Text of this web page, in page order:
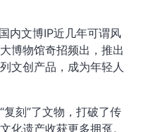
内文博IP近几年可谓风
博物馆奇招频出，推出
文创产品，成为年轻人
刻”了文物，打破了传
化遗产收获更多拥趸。